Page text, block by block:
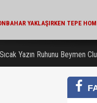
VE BAKANLIK'TAN 'ÇEVRE
Sıcak Yazın Ruhunu Beymen